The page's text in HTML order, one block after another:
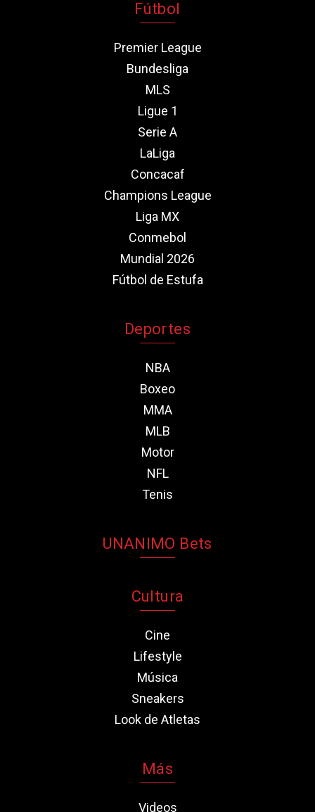
Fútbol
Premier League
Bundesliga
MLS
Ligue 1
Serie A
LaLiga
Concacaf
Champions League
Liga MX
Conmebol
Mundial 2026
Fútbol de Estufa
Deportes
NBA
Boxeo
MMA
MLB
Motor
NFL
Tenis
UNANIMO Bets
Cultura
Cine
Lifestyle
Música
Sneakers
Look de Atletas
Más
Videos